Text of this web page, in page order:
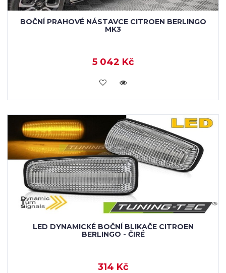
BOČNÍ PRAHOVÉ NÁSTAVCE CITROEN BERLINGO
MK3
5 042 Kč
KOUPIT
LED DYNAMICKÉ BOČNÍ BLIKAČE CITROEN
BERLINGO - ČIRÉ
314 Kč